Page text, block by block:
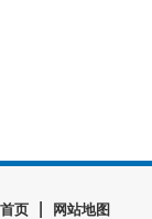
首页 网站地图